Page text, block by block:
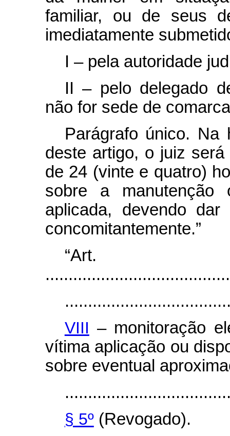
familiar, ou de seus
imediatamente
I – pela autoridade
II – pelo delegado
não for sede de
Parágrafo único.
deste artigo, o juiz
de 24 (vinte e quatro)
sobre a
aplicada, devendo
concomitantemente.”
VIII – monitoração
vítima aplicação ou
sobre eventual
§ 5º (Revogado).